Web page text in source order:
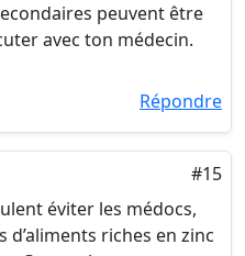
peuvent être
avec ton médecin.
Répondre
#15
éviter les médocs,
riches en zinc